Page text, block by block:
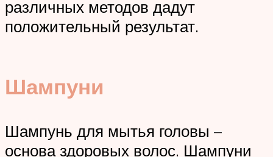
различных методов дадут
положительный результат.
Шампуни
Шампунь для мытья головы –
основа здоровых волос. Шампуни